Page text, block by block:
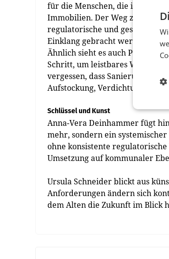
für die Menschen, die in
Immobilien. Der Weg zum
regulatorische und gesetzliche
Einklang gebracht werden.”
Ähnlich sieht es auch Peter
Schritt, um leistbares Wohnen
vergessen, dass Sanierung
Aufstockung, Verdichtung,
Schlüssel und Kunst
Anna-Vera Deinhammer fügt
mehr, sondern ein
ohne konsistente
Umsetzung auf kommunaler
Ursula Schneider blickt aus
Anforderungen ändern sich
dem Alten die Zukunft im Blick